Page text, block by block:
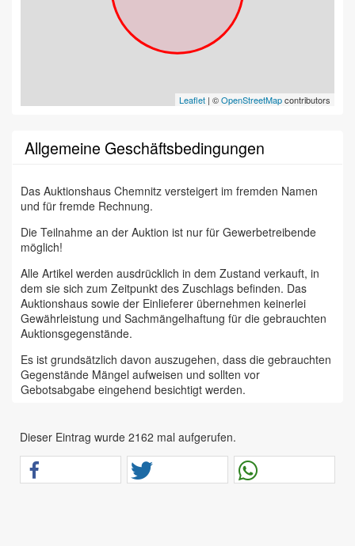
Leaflet | ©OpenStreetMapcontributors
Allgemeine Geschäftsbedingungen
Das Auktionshaus Chemnitz versteigert im fremden Namen
und für fremde Rechnung.
Die Teilnahme an der Auktion ist nur für Gewerbetreibende
möglich!
Alle Artikel werden ausdrücklich in dem Zustand verkauft, in
dem sie sich zum Zeitpunkt des Zuschlags befinden. Das
Auktionshaus sowie der Einlieferer übernehmen keinerlei
Gewährleistung und Sachmängelhaftung für die gebrauchten
Auktionsgegenstände.
Es ist grundsätzlich davon auszugehen, dass die gebrauchten
Gegenstände Mängel aufweisen und sollten vor
Gebotsabgabe eingehend besichtigt werden.
dass sämtliche zum Verkauf stehende Artikel ungeprüft sind.
Bei allen zum Verkauf stehenden Fahrzeugen und Maschinen
ist davon auszugehen, dass diese bereits einen nicht
unerheblichen Vorschaden erlitten haben.
Dieser Eintrag wurde 2162 mal aufgerufen.